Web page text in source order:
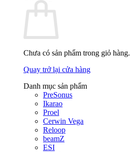
Chưa có sản phẩm trong giỏ hàng.
Quay trở lại cửa hàng
Danh mục sản phẩm
PreSonus
Ikarao
Proel
Cerwin Vega
Reloop
beamZ
ESI